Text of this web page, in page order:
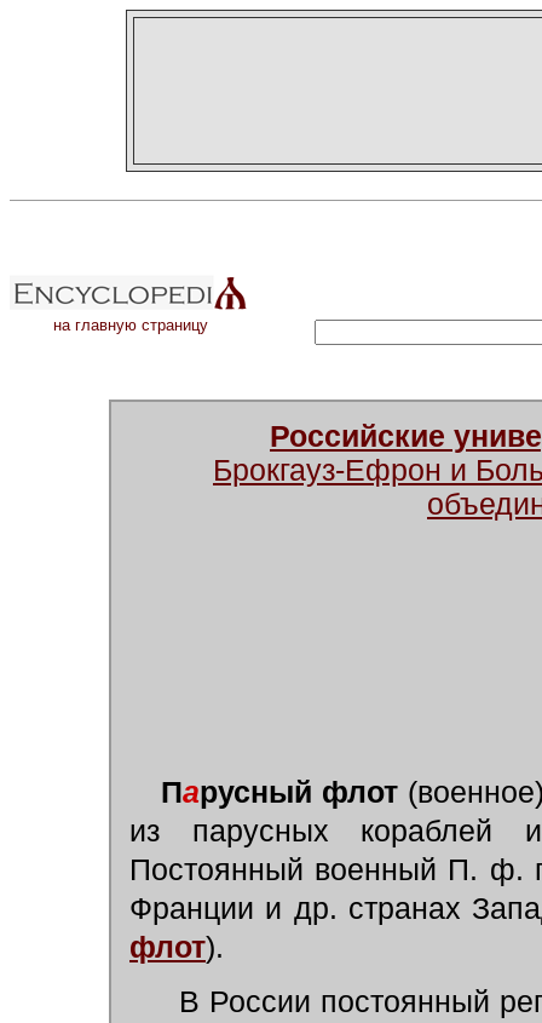
на главную страницу
Российские
Брокгауз-Ефрон и
Парусный флот
из парусных
Постоянный военный П. ф.
Франции и др. странах
флот).
В России постоянный